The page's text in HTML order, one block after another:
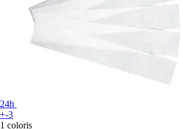
24h
+-3
1 coloris